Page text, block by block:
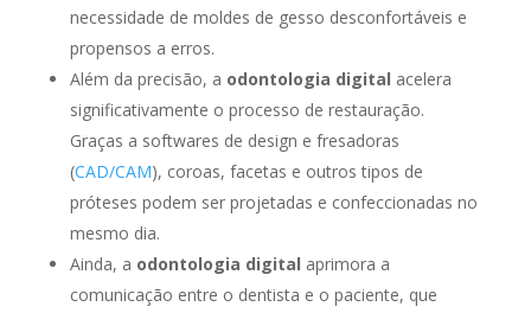
necessidade de moldes de gesso desconfortáveis e
propensos a erros.
Além da precisão, a odontologia digital acelera
significativamente o processo de restauração.
Graças a softwares de design e fresadoras
(CAD/CAM), coroas, facetas e outros tipos de
próteses podem ser projetadas e confeccionadas no
mesmo dia.
Ainda, a odontologia digital aprimora a
comunicação entre o dentista e o paciente, que